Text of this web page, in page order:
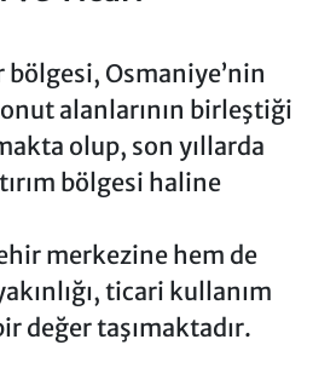
Osmaniye’nin
alanlarının birleştiği
olup, son yıllarda
bölgesi haline
merkezine hem de
ticari kullanım
değer taşımaktadır.